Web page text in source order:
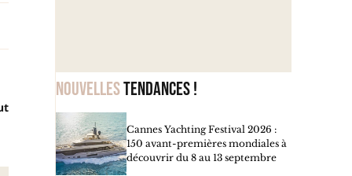
Nouvellestendances !
Cannes Yachting Festival 2026 :
150 avant-premières mondiales à
découvrir du 8 au 13 septembre